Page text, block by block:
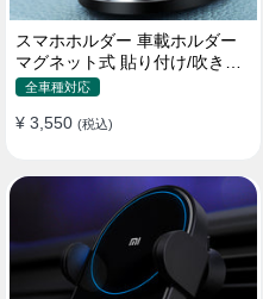
スマホホルダー 車載ホルダー
マグネット式 貼り付け/吹き出
し口 合金 多機種対応
全車種対応
¥ 3,550 (税込)